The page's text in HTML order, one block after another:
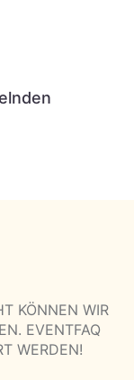
KÖNNEN WIR
EVENTFAQ
WERDEN!